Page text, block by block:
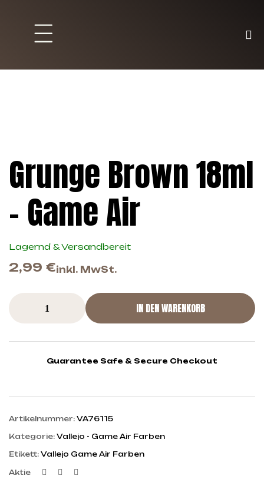
Grunge Brown 18ml
– Game Air
Lagernd & Versandbereit
2,99 €inkl. MwSt.
IN DEN WARENKORB
Guarantee Safe & Secure Checkout
Artikelnummer: VA76115
Kategorie: Vallejo - Game Air Farben
Etikett: Vallejo Game Air Farben
Aktie Facebook
Twitter